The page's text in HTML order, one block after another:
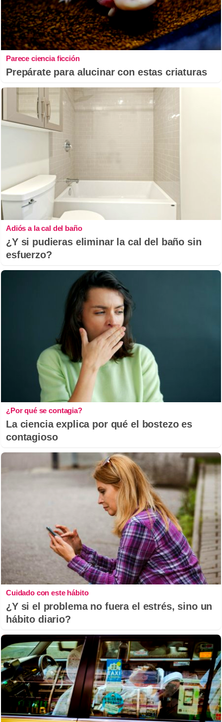
Parece ciencia ficción
Prepárate para alucinar con estas criaturas
Adiós a la cal del baño
¿Y si pudieras eliminar la cal del baño sin
esfuerzo?
¿Por qué se contagia?
La ciencia explica por qué el bostezo es
contagioso
Cuidado con este hábito
¿Y si el problema no fuera el estrés, sino un
hábito diario?